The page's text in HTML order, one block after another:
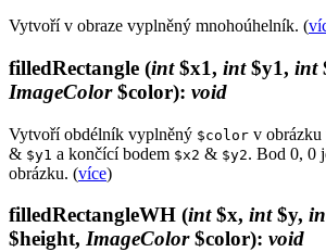
Vytvoří v obraze vyplněný mnohoúhelník. (
filledRectangle (int$x1, int$y1, int
ImageColor$color): void
Vytvoří obdélník vyplněný $color v obrázku
& $y1 a končící bodem $x2 & $y2. Bod 0, 0
obrázku. (více)
filledRectangleWH (int$x, int$y,
$height, ImageColor$color): void